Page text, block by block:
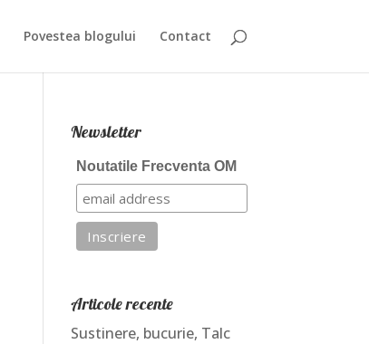
Povestea blogului Contact
Newsletter
Noutatile Frecventa OM
Articole recente
Sustinere, bucurie, Talc